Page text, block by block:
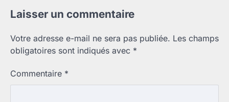
l’article
Laisser un commentaire
Votre adresse e-mail ne sera pas publiée. Les champs
obligatoires sont indiqués avec *
Commentaire *